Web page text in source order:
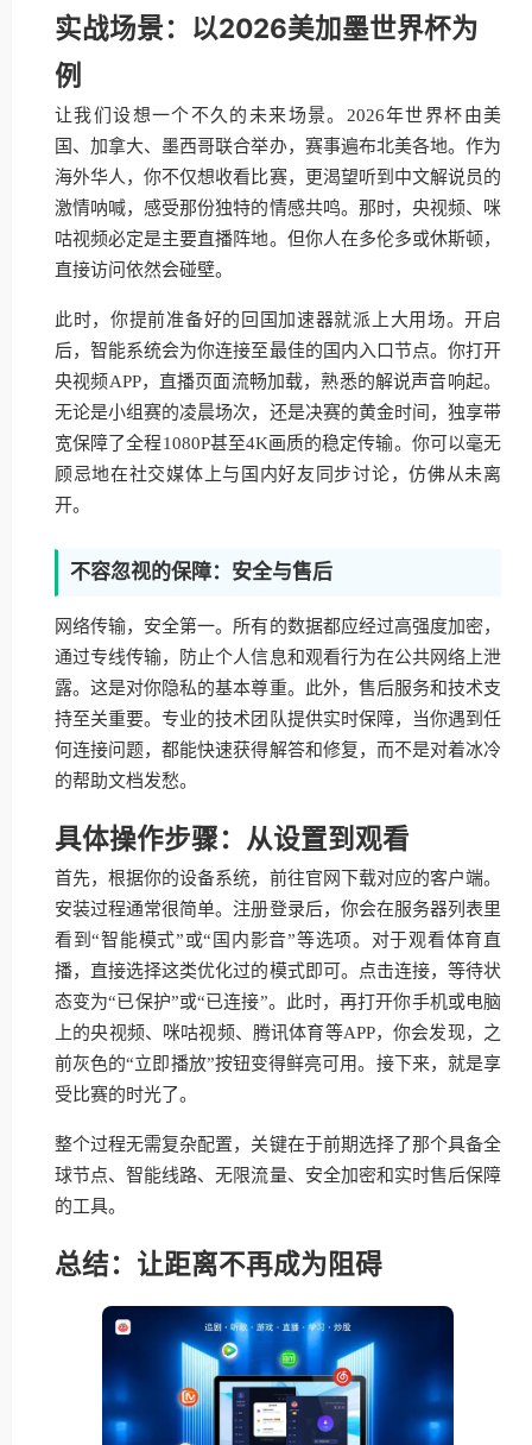
实战场景：以2026美加墨世界杯为
例
让我们设想一个不久的未来场景。2026年世界杯由美
国、加拿大、墨西哥联合举办，赛事遍布北美各地。作为
海外华人，你不仅想收看比赛，更渴望听到中文解说员的
激情呐喊，感受那份独特的情感共鸣。那时，央视频、咪
咕视频必定是主要直播阵地。但你人在多伦多或休斯顿，
直接访问依然会碰壁。
此时，你提前准备好的回国加速器就派上大用场。开启
后，智能系统会为你连接至最佳的国内入口节点。你打开
央视频APP，直播页面流畅加载，熟悉的解说声音响起。
无论是小组赛的凌晨场次，还是决赛的黄金时间，独享带
宽保障了全程1080P甚至4K画质的稳定传输。你可以毫无
顾忌地在社交媒体上与国内好友同步讨论，仿佛从未离
开。
不容忽视的保障：安全与售后
网络传输，安全第一。所有的数据都应经过高强度加密，
通过专线传输，防止个人信息和观看行为在公共网络上泄
露。这是对你隐私的基本尊重。此外，售后服务和技术支
持至关重要。专业的技术团队提供实时保障，当你遇到任
何连接问题，都能快速获得解答和修复，而不是对着冰冷
的帮助文档发愁。
具体操作步骤：从设置到观看
首先，根据你的设备系统，前往官网下载对应的客户端。
安装过程通常很简单。注册登录后，你会在服务器列表里
看到“智能模式”或“国内影音”等选项。对于观看体育直
播，直接选择这类优化过的模式即可。点击连接，等待状
态变为“已保护”或“已连接”。此时，再打开你手机或电脑
上的央视频、咪咕视频、腾讯体育等APP，你会发现，之
前灰色的“立即播放”按钮变得鲜亮可用。接下来，就是享
受比赛的时光了。
整个过程无需复杂配置，关键在于前期选择了那个具备全
球节点、智能线路、无限流量、安全加密和实时售后保障
的工具。
总结：让距离不再成为阻碍